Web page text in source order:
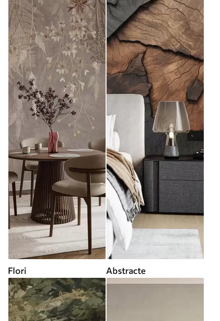
Flori Abstracte